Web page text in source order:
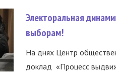
Электоральная
выборам!
На днях Центр
доклад «Процесс